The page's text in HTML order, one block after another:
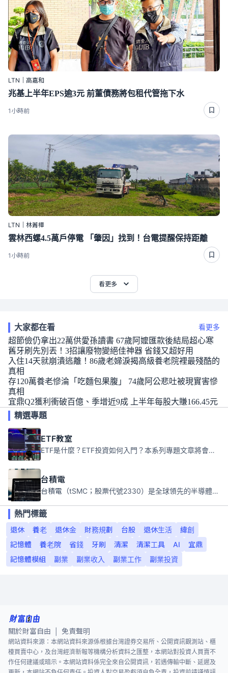
LTN｜高嘉和
兆基上半年EPS逾3元 前董債務將包租代管拖下水
1小時前
LTN｜林菁樺
雲林西螺4.5萬戶停電 「肇因」找到！台電提醒保持距離
1小時前
看更多
大家都在看 看更多
超節儉仍拿出22萬供愛孫讀書 67歲阿嬤匯款後結局超心寒
舊牙刷先別丟！3招讓廢物變絕佳神器 省錢又超好用
入住14天就崩潰逃離！86歲老婦淚揭高級養老院裡最殘酷的
真相
存120萬養老慘淪「吃麵包果腹」 74歲阿公悲吐被現實害慘
真相
宜鼎Q2獲利衝破百億、季增近9成 上半年每股大賺166.45元
精選專題
ETF教室
ETF是什麼？ETF投資如何入門？本系列專題文章將會告訴你新手必須知道的ETF基礎知識。
台積電
台積電（tSMC；股票代號2330）是全球領先的半導體代工公司，成立於1987年，總部位於台灣新竹。且已於美國、日本、德國及中國設廠，台積電是全球首家專業積體電路製造服務公司，也是全球最先進和最大規模的半導體代工廠。
熱門標籤
退休
養老 退休金 財務規劃 台股 退休生活
緯創
記憶體
養老院 省錢 牙刷 清潔 清潔工具 AI
宜鼎
記憶體模組
副業 副業收入 副業工作 副業投資
關於財富自由 免責聲明
網站資料來源：本網站資料來源係根據台灣證券交易所、公開資訊觀測站、櫃
檯買賣中心，及台灣經濟新報等機構分析資料之匯整，本網站對投資人買賣不
作任何建議或暗示。本網站資料係完全來自公開資訊，若遇傳輸中斷、延遲及